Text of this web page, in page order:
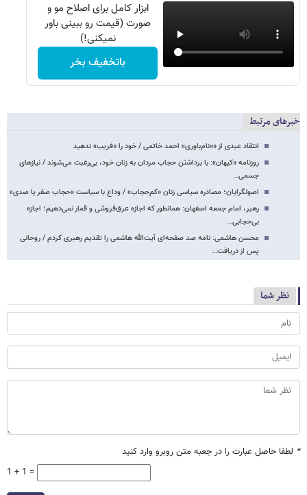
ابزار کامل برای اصلاح مو و
صورت (قیمت رو ببینی باور
نمیکنی!)
باتخفیف بخر
خبرهای مرتبط
انتقاد عبدی از ««نام‌باوری» احمد خاتمی / خود را «فریب» ندهید
روزنامه «کیهان»: با برداشتن حجاب مردان به زنان خود، بی‌رغبت می‌شوند / نیازهای
جسمی…
اصولگرایان؛ مصادره سیاسی زنان «کم‌حجاب» / وداع با سیاست «حجاب صفر یا صدی»
رهبر، امام جمعه اصفهان: همانطور که اجازه عرق‌فروشی و قمار نمی‌دهیم؛ اجازه
بی‌حجابی…
محسن هاشمی: نامه صد صفحه‌ای آیت‌الله هاشمی را تقدیم رهبری کردم / روحانی
پس از دریافت…
نظر شما
* لطفا حاصل عبارت را در جعبه متن روبرو وارد کنید
1 + 1 =